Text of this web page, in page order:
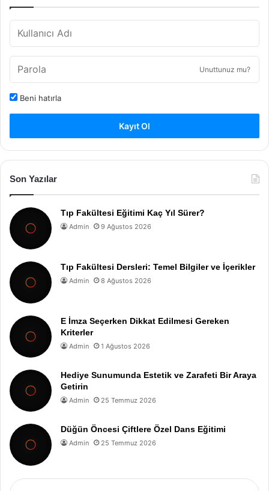
Unuttunuz mu?
Beni hatırla
Kayıt Ol
Son Yazılar
Tıp Fakültesi Eğitimi Kaç Yıl Sürer?
Admin 9 Ağustos 2026
Tıp Fakültesi Dersleri: Temel Bilgiler ve İçerikler
Admin 8 Ağustos 2026
E İmza Seçerken Dikkat Edilmesi Gereken
Kriterler
Admin 1 Ağustos 2026
Hediye Sunumunda Estetik ve Zarafeti Bir Araya
Getirin
Admin 25 Temmuz 2026
Düğün Öncesi Çiftlere Özel Dans Eğitimi
Admin 25 Temmuz 2026